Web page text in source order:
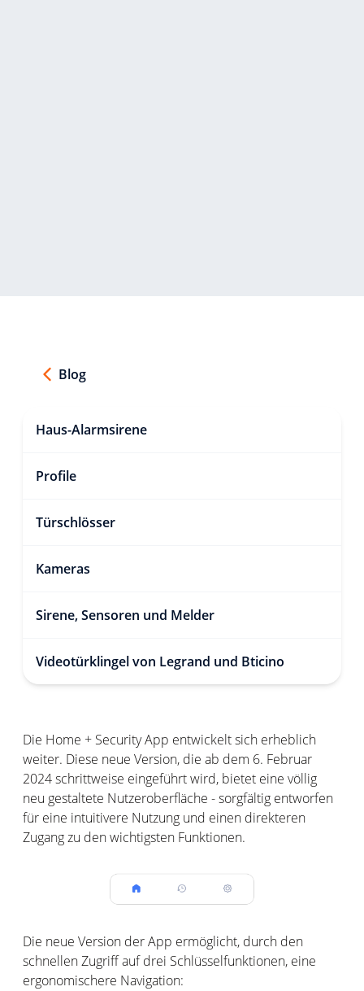
Blog
Haus-Alarmsirene
Profile
Türschlösser
Kameras
Sirene, Sensoren und Melder
Videotürklingel von Legrand und Bticino
Die Home + Security App entwickelt sich erheblich
weiter. Diese neue Version, die ab dem 6. Februar
2024 schrittweise eingeführt wird, bietet eine völlig
neu gestaltete Nutzeroberfläche - sorgfältig entworfen
für eine intuitivere Nutzung und einen direkteren
Zugang zu den wichtigsten Funktionen.
Die neue Version der App ermöglicht, durch den
schnellen Zugriff auf drei Schlüsselfunktionen, eine
ergonomischere Navigation: